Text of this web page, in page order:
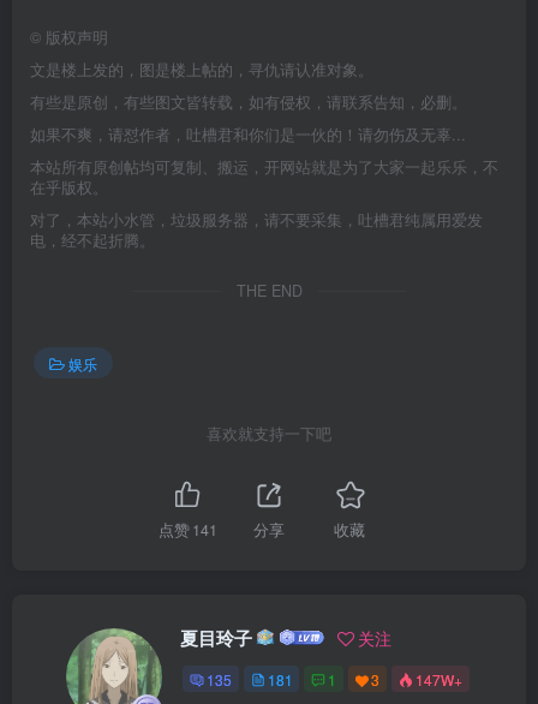
© 版权声明
文是楼上发的，图是楼上帖的，寻仇请认准对象。
有些是原创，有些图文皆转载，如有侵权，请联系告知，必删。
如果不爽，请怼作者，吐槽君和你们是一伙的！请勿伤及无辜...
本站所有原创帖均可复制、搬运，开网站就是为了大家一起乐乐，不
在乎版权。
对了，本站小水管，垃圾服务器，请不要采集，吐槽君纯属用爱发
电，经不起折腾。
THE END
娱乐
喜欢就支持一下吧
点赞141 分享 收藏
夏目玲子 关注
135 181 1 3 147W+